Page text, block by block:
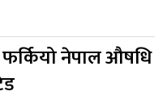
फर्कियो नेपाल औषधि